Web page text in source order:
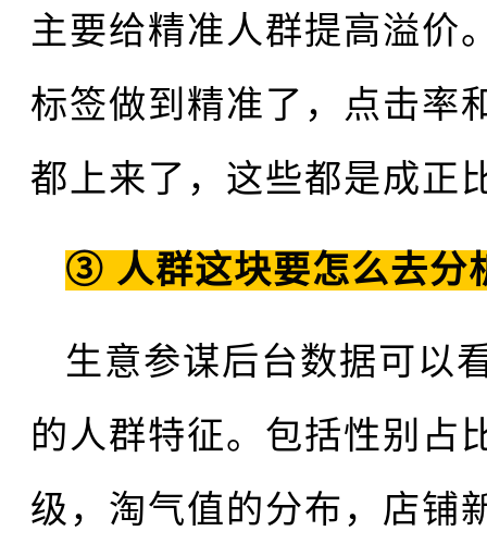
主要给精准人群提高溢价
标签做到精准了，点击率
都上来了，这些都是成正
③ 人群这块要怎么去分
生意参谋后台数据可以
的人群特征。包括性别占
级，淘气值的分布，店铺